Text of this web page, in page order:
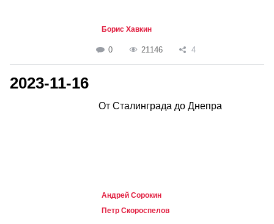
Борис Хавкин
0 21146 4
2023-11-16
От Сталинграда до Днепра
Андрей Сорокин
Петр Скороспелов